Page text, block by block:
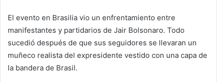
El evento en Brasilia vio un enfrentamiento entre
manifestantes y partidarios de Jair Bolsonaro. Todo
sucedió después de que sus seguidores se llevaran un
muñeco realista del expresidente vestido con una capa de
la bandera de Brasil.